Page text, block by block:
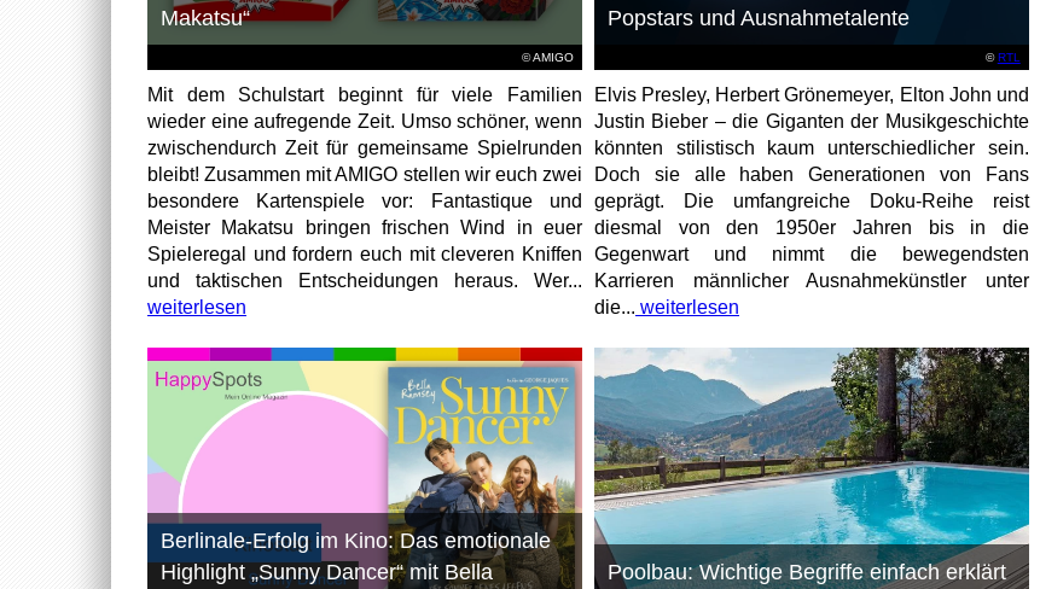
© AMIGO
Makatsu“
Mit dem Schulstart beginnt für viele Familien
wieder eine aufregende Zeit. Umso schöner, wenn
zwischendurch Zeit für gemeinsame Spielrunden
bleibt! Zusammen mit AMIGO stellen wir euch zwei
besondere Kartenspiele vor: Fantastique und
Meister Makatsu bringen frischen Wind in euer
Spieleregal und fordern euch mit cleveren Kniffen
und taktischen Entscheidungen heraus. Wer...
weiterlesen
©RTL
Popstars und Ausnahmetalente
Elvis Presley, Herbert Grönemeyer, Elton John und
Justin Bieber – die Giganten der Musikgeschichte
könnten stilistisch kaum unterschiedlicher sein.
Doch sie alle haben Generationen von Fans
geprägt. Die umfangreiche Doku-Reihe reist
diesmal von den 1950er Jahren bis in die
Gegenwart und nimmt die bewegendsten
Karrieren männlicher Ausnahmekünstler unter
die... weiterlesen
Berlinale-Erfolg im Kino: Das emotionale
Highlight „Sunny Dancer“ mit Bella
Poolbau: Wichtige Begriffe einfach erklärt